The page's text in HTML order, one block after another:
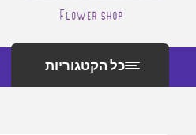
כל הקטגוריות